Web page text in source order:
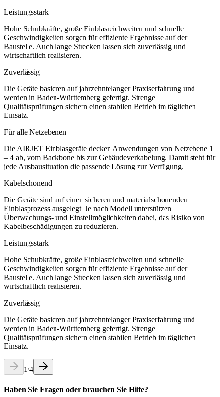
Leistungsstark
Hohe Schubkräfte, große Einblasreichweiten und schnelle
Geschwindigkeiten sorgen für effiziente Ergebnisse auf der
Baustelle. Auch lange Strecken lassen sich zuverlässig und
wirtschaftlich realisieren.
Zuverlässig
Die Geräte basieren auf jahrzehntelanger Praxiserfahrung und
werden in Baden-Württemberg gefertigt. Strenge
Qualitätsprüfungen sichern einen stabilen Betrieb im täglichen
Einsatz.
Für alle Netzebenen
Die AIRJET Einblasgeräte decken Anwendungen von Netzebene 1
– 4 ab, vom Backbone bis zur Gebäudeverkabelung. Damit steht für
jede Ausbausituation die passende Lösung zur Verfügung.
Kabelschonend
Die Geräte sind auf einen sicheren und materialschonenden
Einblasprozess ausgelegt. Je nach Modell unterstützen
Überwachungs- und Einstellmöglichkeiten dabei, das Risiko von
Kabelbeschädigungen zu reduzieren.
Leistungsstark
Hohe Schubkräfte, große Einblasreichweiten und schnelle
Geschwindigkeiten sorgen für effiziente Ergebnisse auf der
Baustelle. Auch lange Strecken lassen sich zuverlässig und
wirtschaftlich realisieren.
Zuverlässig
Die Geräte basieren auf jahrzehntelanger Praxiserfahrung und
werden in Baden-Württemberg gefertigt. Strenge
Qualitätsprüfungen sichern einen stabilen Betrieb im täglichen
Einsatz.
1/4
Haben Sie Fragen oder brauchen Sie Hilfe?